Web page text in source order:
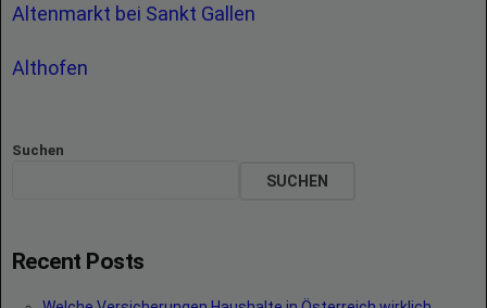
Altenmarkt bei Sankt Gallen
Althofen
Suchen
SUCHEN
Recent Posts